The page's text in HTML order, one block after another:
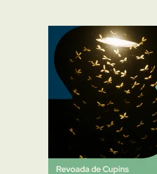
Mosquito Mist
Mosquitos
Percevejo de Cama
Pulgas e Carrapatos
Ratos
Sanitização
Traças